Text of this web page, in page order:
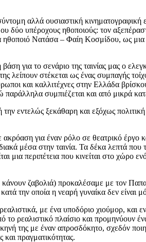
αλλά ουσιαστική
δύο υπέροχους ηθοποιούς: τον
Νατάσα – Φαίη Κοσμίδου, ως
για το σενάριο της ταινίας μας ο
λείπουν στέκεται ως ένας συμπαγής
και καλλιτέχνες στην Ελλάδα
παράλληλα συμπιέζεται και από μικρά
εντελώς ξεκάθαρη και εξόχως
ακρόαση για έναν ρόλο σε θεατρικό
μέσα στην ταινία. Τα δέκα λεπτά που
περιπέτεια που κινείται στο χώρο
ζαβολιά) προκαλέσαμε με τον
την οποία η νεαρή γυναίκα δεν είναι
με ένα υποδόριο χιούμορ, και
ρεαλιστικό πλαίσιο και προμηνύουν
της με έναν απροσδόκητο, σχεδόν
πραγματικότητας.